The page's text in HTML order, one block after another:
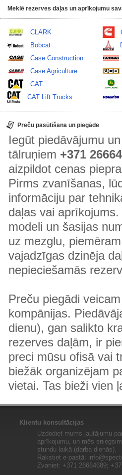
Meklē rezerves daļas un aprīkojumu
CLARK
Bobcat
Case Construction
Case Agriculture
CAT
CAT Lift Trucks
Preču pasūtīšana un piegāde
Iegūt piedāvājumu
tālruņiem +371
aizpildot cenas
Pirms zvanīšanas,
informāciju par
daļas vai
modeli un šasijas
uz mezglu,
vajadzīgas dzinēja
nepieciešamās
Preču piegādi
kompānijas.
dienu), gan salikto
rezerves daļām, ir
preci mūsu ofisā vai
biežāk organizējam
vietai. Tas bieži vien
Klientu konsultācijas
Uzdodiet mums jautājumu
aprīkojumu, un mēs
stundu laikā (darba dienās).
Rakstiet e-pastā:
Zvaniet: +371 26664689;